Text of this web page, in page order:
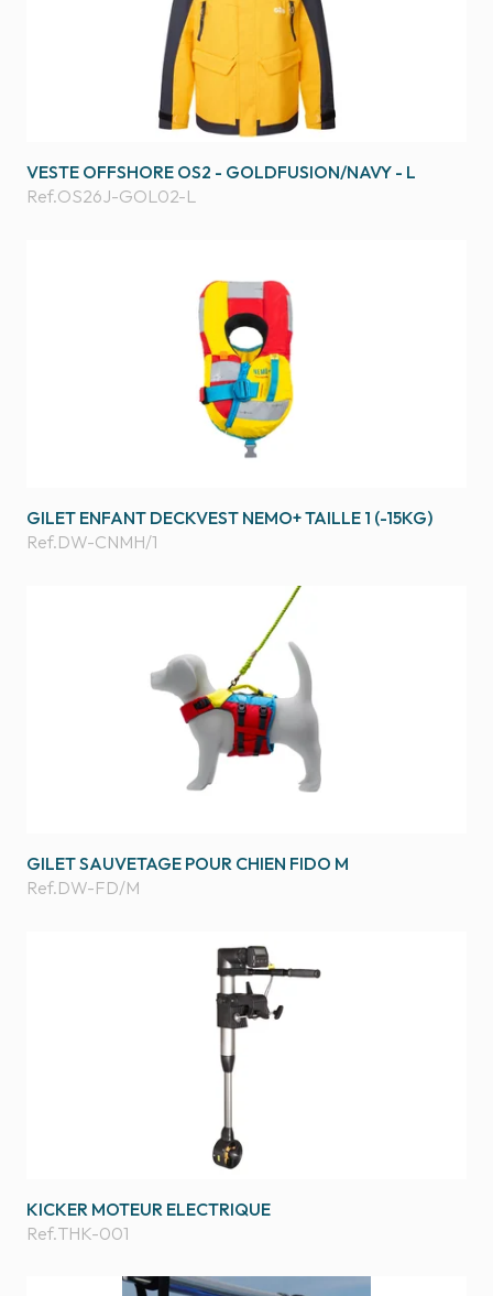
VESTE OFFSHORE OS2 - GOLDFUSION/NAVY - L
Ref.OS26J-GOL02-L
GILET ENFANT DECKVEST NEMO+ TAILLE 1 (-15KG)
Ref.DW-CNMH/1
GILET SAUVETAGE POUR CHIEN FIDO M
Ref.DW-FD/M
KICKER MOTEUR ELECTRIQUE
Ref.THK-001